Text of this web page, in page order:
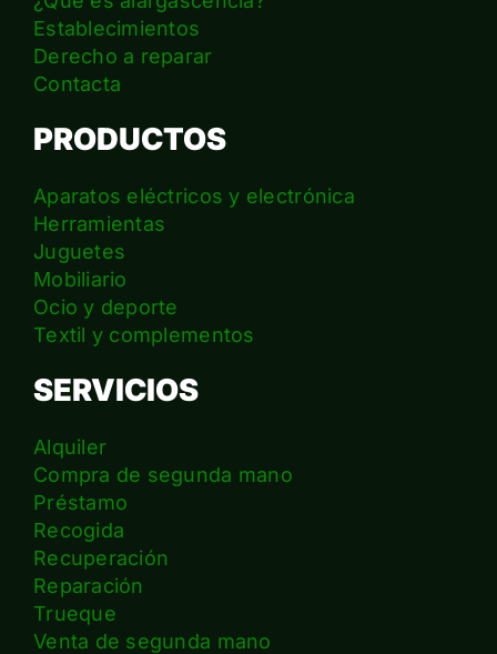
Establecimientos
Derecho a reparar
Contacta
PRODUCTOS
Aparatos eléctricos y electrónica
Herramientas
Juguetes
Mobiliario
Ocio y deporte
Textil y complementos
SERVICIOS
Alquiler
Compra de segunda mano
Préstamo
Recogida
Recuperación
Reparación
Trueque
Venta de segunda mano